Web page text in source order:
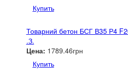
Купить
Товарний бетон БСГ В35 Р4
.З.
Цена: 1789.46грн
Купить